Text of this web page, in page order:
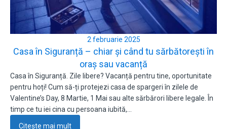
2 februarie 2025
Casa în Siguranță – chiar și când tu sărbătorești în
oraș sau vacanță
Casa în Siguranță. Zile libere? Vacanță pentru tine, oportunitate
pentru hoți! Cum să-ți protejezi casa de spargeri în zilele de
Valentine’s Day, 8 Martie, 1 Mai sau alte sărbărori libere legale. În
timp ce tu iei cina cu persoana iubită,…
Citește mai mult